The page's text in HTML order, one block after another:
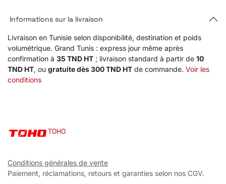
Informations sur la livraison
Livraison en Tunisie selon disponibilité, destination et poids
volumétrique. Grand Tunis : express jour même après
confirmation à 35 TND HT ; livraison standard à partir de 10
TND HT, ou gratuite dès 300 TND HT de commande. Voir les
conditions
TOHO
Conditions générales de vente
Paiement, réclamations, retours et garanties selon nos CGV.